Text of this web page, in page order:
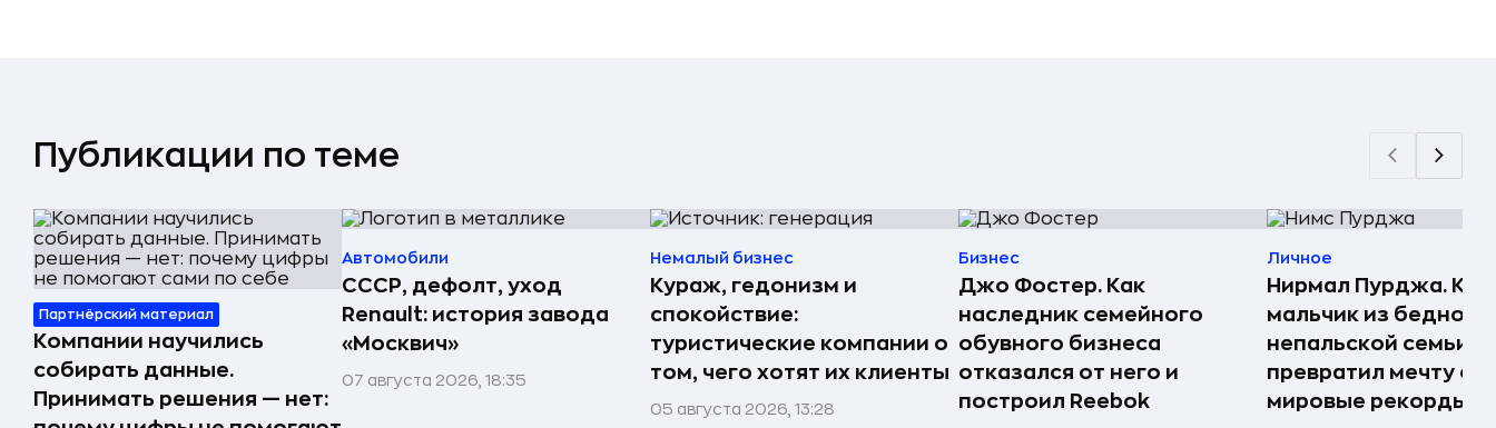
Публикации по теме
Партнёрский материал
Компании научились
собирать данные.
Принимать решения — нет:
Автомобили
СССР, дефолт, уход
Renault: история завода
«Москвич»
07 августа 2026, 18:35
Немалый бизнес
Кураж, гедонизм и
спокойствие:
туристические компании о
том, чего хотят их клиенты
05 августа 2026, 13:28
Бизнес
Джо Фостер. Как
наследник семейного
обувного бизнеса
отказался от него и
построил Reebok
Личное
Нирмал Пурджа. Как
мальчик из бедной
непальской семьи
превратил мечту о
мировые рекорды и